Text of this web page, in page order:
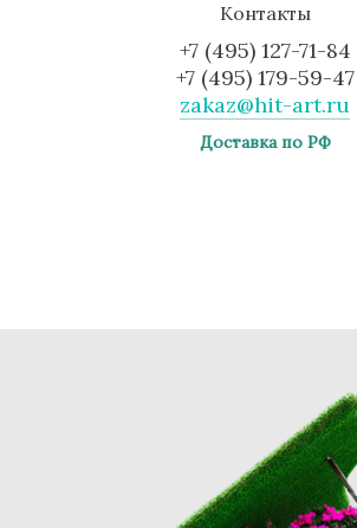
Контакты
+7 (495) 127-71-84
+7 (495) 179-59-47
zakaz@hit-art.ru
Доставка по РФ